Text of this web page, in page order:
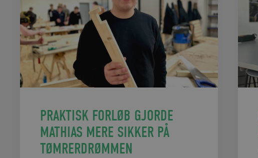
PRAKTISK FORLØB GJORDE
MATHIAS MERE SIKKER PÅ
TØMRERDRØMMEN